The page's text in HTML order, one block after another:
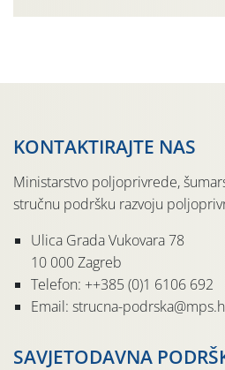
KONTAKTIRAJTE NAS
Ministarstvo poljoprivrede,
stručnu podršku razvoju
Ulica Grada Vukovara 78
10 000 Zagreb
Telefon: ++385 (0)1 6106 692
Email: strucna-
SAVJETODAVNA